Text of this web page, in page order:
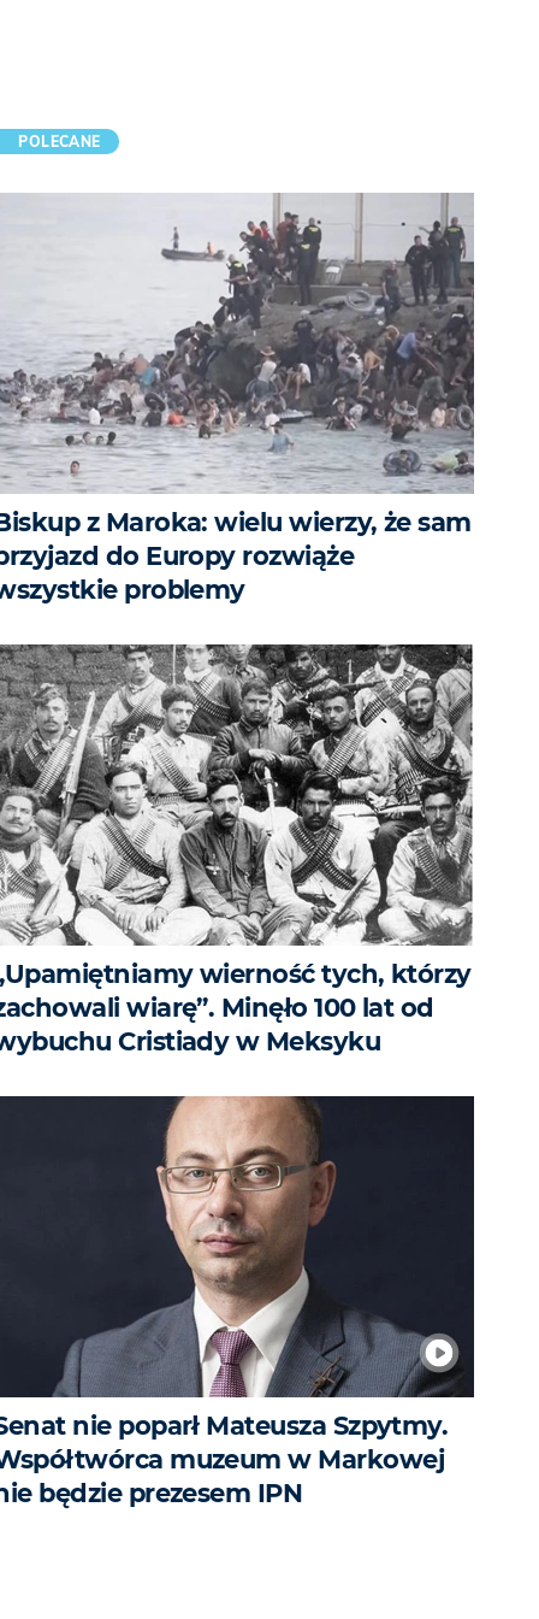
POLECANE
z Maroka: wielu wierzy, że sam
do Europy rozwiąże
problemy
wierność tych, którzy
wiarę”. Minęło 100 lat od
Cristiady w Meksyku
nie poparł Mateusza Szpytmy.
muzeum w Markowej
będzie prezesem IPN